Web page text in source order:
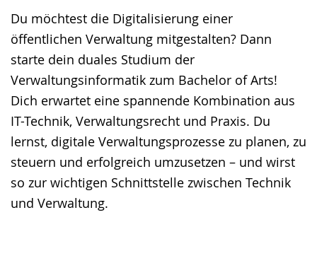
Du möchtest die Digitalisierung einer
öffentlichen Verwaltung mitgestalten? Dann
starte dein duales Studium der
Verwaltungsinformatik zum Bachelor of Arts!
Dich erwartet eine spannende Kombination aus
IT-Technik, Verwaltungsrecht und Praxis. Du
lernst, digitale Verwaltungsprozesse zu planen, zu
steuern und erfolgreich umzusetzen – und wirst
so zur wichtigen Schnittstelle zwischen Technik
und Verwaltung.